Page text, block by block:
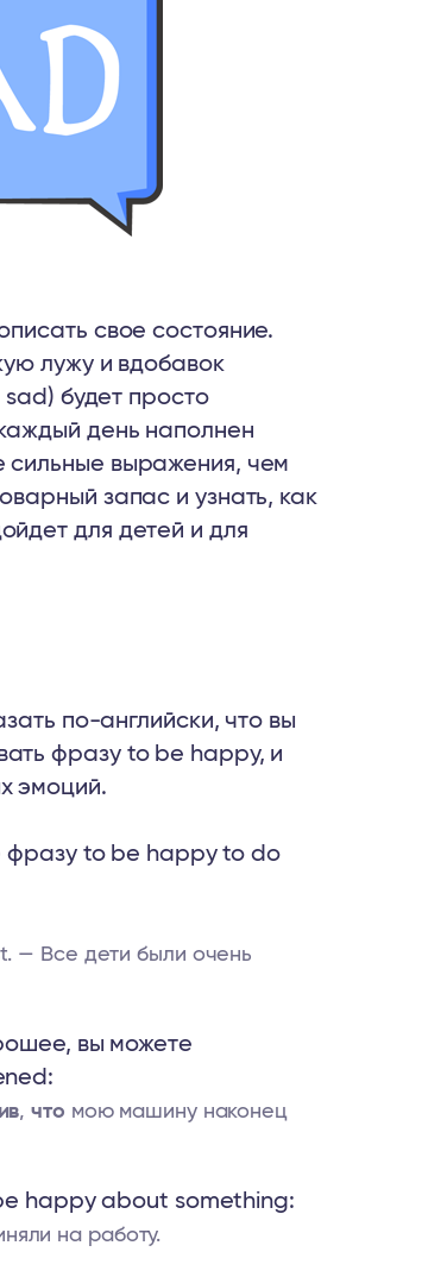
свое состояние.
лужу и вдобавок
sad) будет просто
день наполнен
сильные выражения, чем
запас и узнать, как
для детей и для
по-английски, что вы
фразу to be happy, и
эмоций.
фразу to be happy to do
— Все дети были очень
вы можете
,что мою машину наконец
happy about something:
на работу.